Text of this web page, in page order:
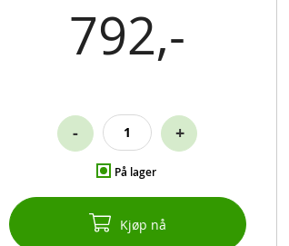
792,-
På lager
- +
Kjøp nå